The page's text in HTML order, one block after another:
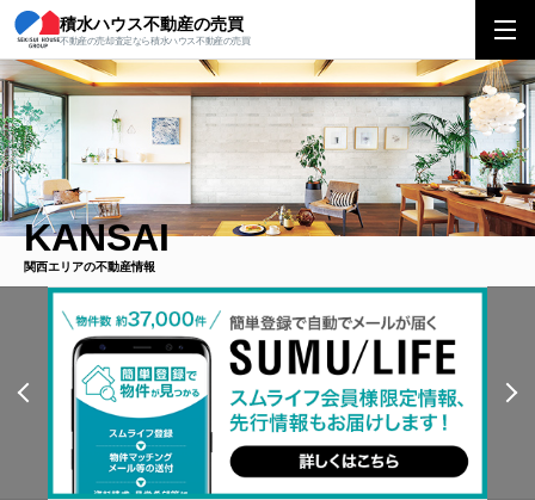
積水ハウス不動産の売買
不動産の売却査定なら積水ハウス不動産の売買
KANSAI
関西エリアの不動産情報